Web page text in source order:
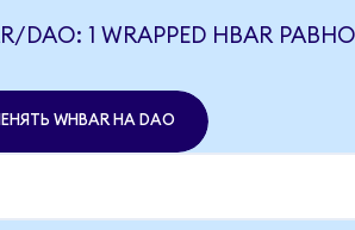
DAO: 1 WRAPPED HBAR
WHBAR НА DAO